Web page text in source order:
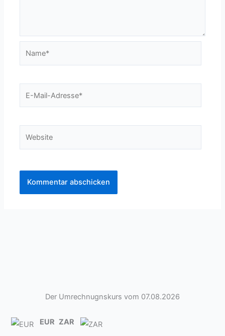
Mail-
Der Umrechnugnskurs vom 07.08.2026
EUR ZAR